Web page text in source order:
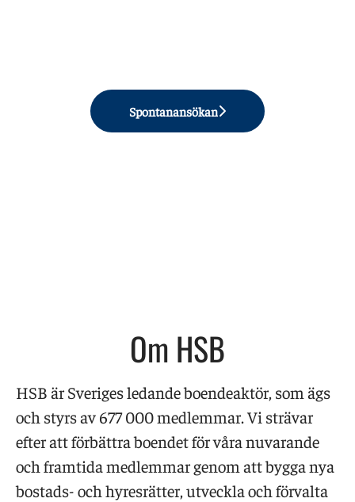
Spontanansökan
Om HSB
HSB är Sveriges ledande boendeaktör, som ägs
och styrs av 677 000 medlemmar. Vi strävar
efter att förbättra boendet för våra nuvarande
och framtida medlemmar genom att bygga nya
bostads- och hyresrätter, utveckla och förvalta